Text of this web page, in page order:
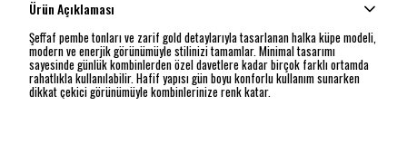
Ürün Açıklaması
Şeffaf pembe tonları ve zarif gold detaylarıyla tasarlanan halka küpe modeli,
modern ve enerjik görünümüyle stilinizi tamamlar. Minimal tasarımı
sayesinde günlük kombinlerden özel davetlere kadar birçok farklı ortamda
rahatlıkla kullanılabilir. Hafif yapısı gün boyu konforlu kullanım sunarken
dikkat çekici görünümüyle kombinlerinize renk katar.